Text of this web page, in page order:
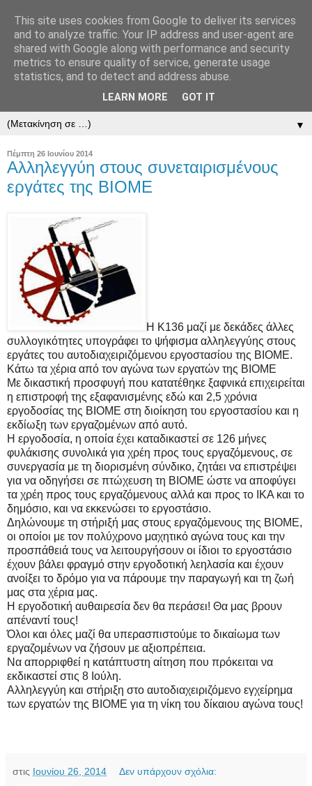
▼
Πέμπτη 26 Ιουνίου 2014
Αλληλεγγύη στους συνεταιρισμένους
εργάτες της ΒΙΟΜΕ
Η Κ136 μαζί με δεκάδες άλλες
συλλογικότητες υπογράφει το ψήφισμα αλληλεγγύης στους
εργάτες του αυτοδιαχειριζόμενου εργοστασίου της ΒΙΟΜΕ.
Κάτω τα χέρια από τον αγώνα των εργατών της ΒΙΟΜΕ
Με δικαστική προσφυγή που κατατέθηκε ξαφνικά επιχειρείται
η επιστροφή της εξαφανισμένης εδώ και 2,5 χρόνια
εργοδοσίας της ΒΙΟΜΕ στη διοίκηση του εργοστασίου και η
εκδίωξη των εργαζομένων από αυτό.
Η εργοδοσία, η οποία έχει καταδικαστεί σε 126 μήνες
φυλάκισης συνολικά για χρέη προς τους εργαζόμενους, σε
συνεργασία με τη διορισμένη σύνδικο, ζητάει να επιστρέψει
για να οδηγήσει σε πτώχευση τη ΒΙΟΜΕ ώστε να αποφύγει
τα χρέη προς τους εργαζόμενους αλλά και προς το ΙΚΑ και το
δημόσιο, και να εκκενώσει το εργοστάσιο.
Δηλώνουμε τη στήριξή μας στους εργαζόμενους της ΒΙΟΜΕ,
οι οποίοι με τον πολύχρονο μαχητικό αγώνα τους και την
προσπάθειά τους να λειτουργήσουν οι ίδιοι το εργοστάσιο
έχουν βάλει φραγμό στην εργοδοτική λεηλασία και έχουν
ανοίξει το δρόμο για να πάρουμε την παραγωγή και τη ζωή
μας στα χέρια μας.
Η εργοδοτική αυθαιρεσία δεν θα περάσει! Θα μας βρουν
απέναντί τους!
Όλοι και όλες μαζί θα υπερασπιστούμε το δικαίωμα των
εργαζομένων να ζήσουν με αξιοπρέπεια.
Να απορριφθεί η κατάπτυστη αίτηση που πρόκειται να
εκδικαστεί στις 8 Ιούλη.
Αλληλεγγύη και στήριξη στο αυτοδιαχειριζόμενο εγχείρημα
των εργατών της ΒΙΟΜΕ για τη νίκη του δίκαιου αγώνα τους!
στις Ιουνίου 26, 2014 Δεν υπάρχουν σχόλια:
This site uses cookies from Google to deliver its services
and to analyze traffic. Your IP address and user-agent are
shared with Google along with performance and security
metrics to ensure quality of service, generate usage
statistics, and to detect and address abuse.
LEARN MORE GOT IT